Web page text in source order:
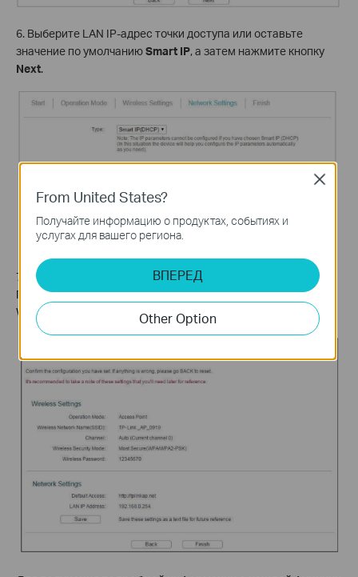
6. Выберите LAN IP-адрес точки доступа или оставьте
значение по умолчаниюSmart IP, а затем нажмите кнопку
Next.
7. Нажмите Finish (Готово), чтобы завершить настройку.
Подключите свои беспроводные устройства к новой сети
Wi-Fi.
From United States?
Получайте информацию о продуктах, событиях и
услугах для вашего региона.
ВПЕРЕД
Other Option
Close